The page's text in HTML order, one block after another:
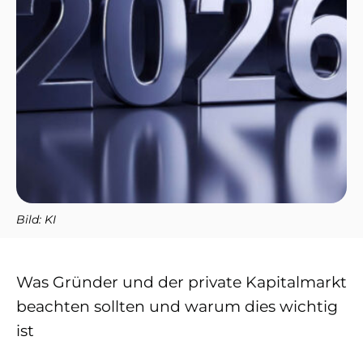
Bild: KI
Was Gründer und der private Kapitalmarkt
beachten sollten und warum dies wichtig
ist